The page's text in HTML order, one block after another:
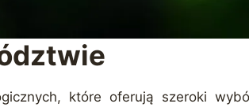
które oferują szeroki